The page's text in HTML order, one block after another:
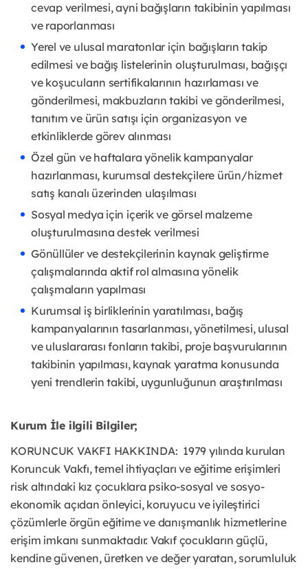
cevap verilmesi, ayni bağışların takibinin yapılması
ve raporlanması
Yerel ve ulusal maratonlar için bağışların takip
edilmesi ve bağış listelerinin oluşturulması, bağışçı
ve koşucuların sertifikalarının hazırlaması ve
gönderilmesi, makbuzların takibi ve gönderilmesi,
tanıtım ve ürün satışı için organizasyon ve
etkinliklerde görev alınması
Özel gün ve haftalara yönelik kampanyalar
hazırlanması, kurumsal destekçilere ürün/hizmet
satış kanalı üzerinden ulaşılması
Sosyal medya için içerik ve görsel malzeme
oluşturulmasına destek verilmesi
Gönüllüler ve destekçilerinin kaynak geliştirme
çalışmalarında aktif rol almasına yönelik
çalışmaların yapılması
Kurumsal iş birliklerinin yaratılması, bağış
kampanyalarının tasarlanması, yönetilmesi, ulusal
ve uluslararası fonların takibi, proje başvurularının
takibinin yapılması, kaynak yaratma konusunda
yeni trendlerin takibi, uygunluğunun araştırılması
Kurum İle ilgili Bilgiler;
KORUNCUK VAKFI HAKKINDA: 1979 yılında kurulan
Koruncuk Vakfı, temel ihtiyaçları ve eğitime erişimleri
risk altındaki kız çocuklara psiko-sosyal ve sosyo-
ekonomik açıdan önleyici, koruyucu ve iyileştirici
çözümlerle örgün eğitime ve danışmanlık hizmetlerine
erişim imkanı sunmaktadır. Vakıf çocukların güçlü,
kendine güvenen, üretken ve değer yaratan, sorumluluk